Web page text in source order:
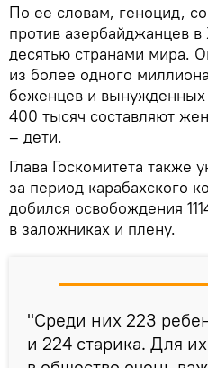
По ее словам, геноцид,
против азербайджанцев
десятью странами мира.
из более одного
беженцев и
400 тысяч составляют
– дети.
Глава Госкомитета также
за период карабахского
добился освобождения
в заложниках и плену.
"Среди них 223
и 224 старика. Для